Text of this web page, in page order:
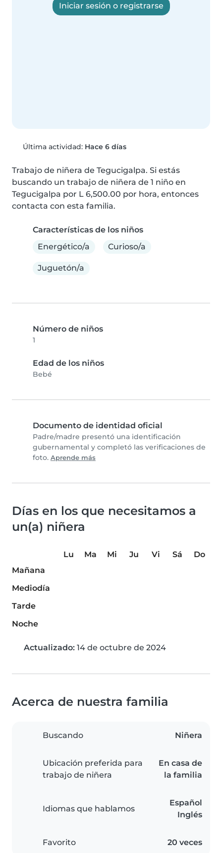
Iniciar sesión o registrarse
Última actividad: Hace 6 días
Trabajo de niñera de Tegucigalpa. Si estás
buscando un trabajo de niñera de 1 niño en
Tegucigalpa por L 6,500.00 por hora, entonces
contacta con esta familia.
Características de los niños
Energético/a
Curioso/a
Juguetón/a
Número de niños
1
Edad de los niños
Bebé
Documento de identidad oficial
Padre/madre presentó una identificación
gubernamental y completó las verificaciones de
foto. Aprende más
Días en los que necesitamos a
un(a) niñera
Lu Ma Mi Ju Vi Sá
Do
Mañana
Mediodía
Tarde
Noche
Actualizado: 14 de octubre de 2024
Acerca de nuestra familia
Buscando Niñera
Ubicación preferida para
trabajo de niñera
En casa de
la familia
Idiomas que hablamos
Español
Inglés
Favorito 20 veces